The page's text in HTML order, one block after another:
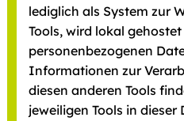
lediglich als System zur
Tools, wird lokal
personenbezogenen
Informationen zur
diesen anderen Tools
jeweiligen Tools in